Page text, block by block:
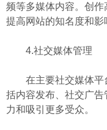
频等多媒体内容。创作
提高网站的知名度和影
4.社交媒体管理
在主要社交媒体平
括内容发布、社交广
力和吸引更多受众。